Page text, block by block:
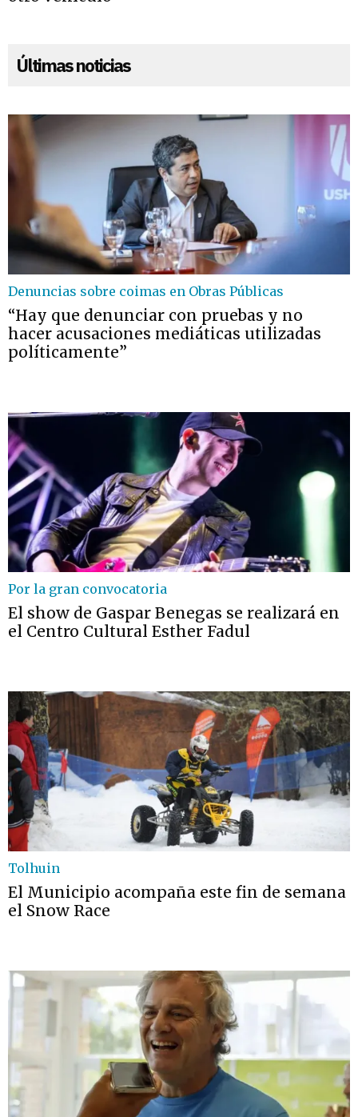
Últimas noticias
Denuncias sobre coimas en Obras Públicas
“Hay que denunciar con pruebas y no
hacer acusaciones mediáticas utilizadas
políticamente”
Por la gran convocatoria
El show de Gaspar Benegas se realizará en
el Centro Cultural Esther Fadul
Tolhuin
El Municipio acompaña este fin de semana
el Snow Race